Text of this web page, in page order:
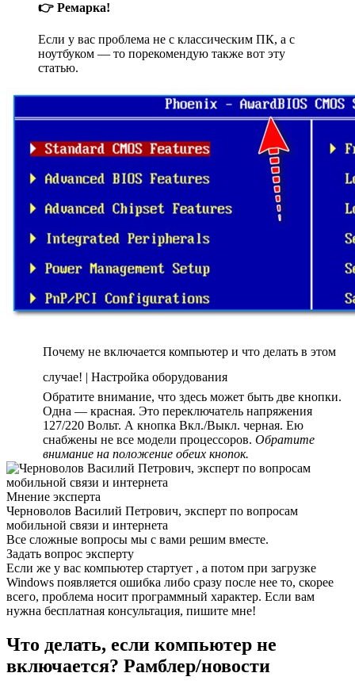
👉 Ремарка!
Если у вас проблема не с классическим ПК, а с
ноутбуком — то порекомендую также вот эту
статью.
Почему не включается компьютер и что делать в этом
случае! | Настройка оборудования
Обратите внимание, что здесь может быть две кнопки.
Одна — красная. Это переключатель напряжения
127/220 Вольт. А кнопка Вкл./Выкл. черная. Ею
снабжены не все модели процессоров. Обратите
внимание на положение обеих кнопок.
Мнение эксперта
Черноволов Василий Петрович, эксперт по вопросам
мобильной связи и интернета
Все сложные вопросы мы с вами решим вместе.
Задать вопрос эксперту
Если же у вас компьютер стартует , а потом при загрузке
Windows появляется ошибка либо сразу после нее то, скорее
всего, проблема носит программный характер. Если вам
нужна бесплатная консультация, пишите мне!
Что делать, если компьютер не
включается? Рамблер/новости